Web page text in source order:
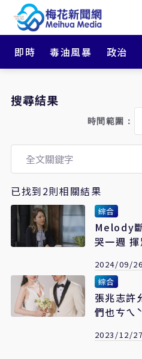
即時 毒油風暴 政治
搜尋結果
時間範圍：
已找到2則相關結果
綜合
Melody
哭一週
2024/09/26
綜合
張兆志許允樂離
們也ㄘㄟ
2023/12/27